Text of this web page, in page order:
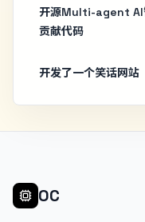
开源Multi-agent AI
贡献代码
开发了一个笑话网站
OC